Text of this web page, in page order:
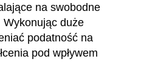
na swobodne
Wykonując duże
podatność na
pod wpływem